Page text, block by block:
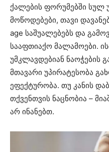
ქალების ფორუმებში სულ
მოწოდებები, თავი
age საშუალებებს და
სააფთიაქო მალამოები.
უმკლავდებიან ნაოჭების
მთავარი უპირატესობა
ეფექტურობა. თუ კანის
თქვენთვის ნაცნობია –
არ ინანებთ.